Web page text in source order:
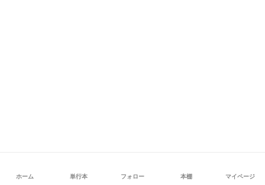
ホーム 単行本 フォロー 本棚 マイページ